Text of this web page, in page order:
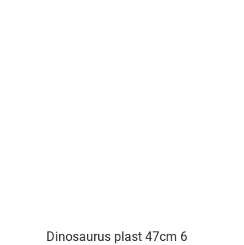
Dinosaurus plast 47cm 6